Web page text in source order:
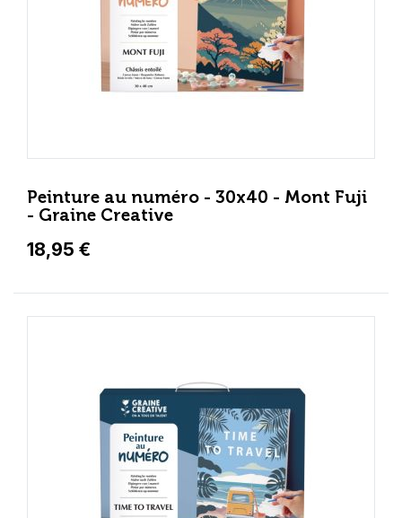
Peinture au numéro - 30x40 - Mont Fuji
- Graine Creative
18,95 €